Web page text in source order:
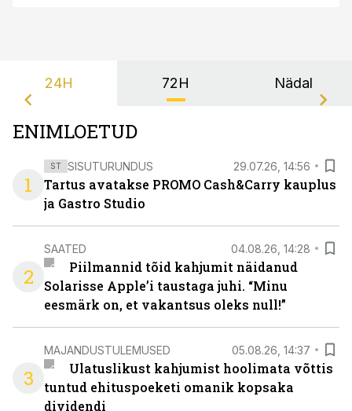
24H 72H Nädal
ENIMLOETUD
1
ST SISUTURUNDUS 29.07.26, 14:56
Tartus avatakse PROMO Cash&Carry kauplus
ja Gastro Studio
2
SAATED 04.08.26, 14:28
Piilmannid tõid kahjumit näidanud
Solarisse Apple’i taustaga juhi. “Minu
eesmärk on, et vakantsus oleks null!”
3
MAJANDUSTULEMUSED 05.08.26, 14:37
Ulatuslikust kahjumist hoolimata võttis
tuntud ehituspoeketi omanik kopsaka
dividendi